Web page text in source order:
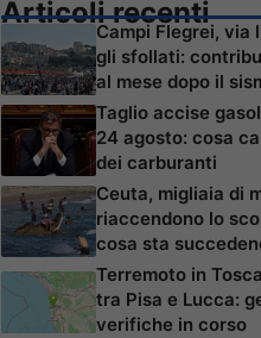
Articoli recenti
Campi Flegrei, via
gli sfollati:
al mese dopo il
Taglio accise
24 agosto: cosa
dei carburanti
Ceuta, migliaia di
riaccendono lo
cosa sta
Terremoto in
tra Pisa e Lucca:
verifiche in corso